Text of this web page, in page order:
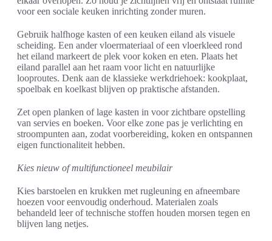
voor een sociale keuken inrichting zonder muren.
Gebruik halfhoge kasten of een keuken eiland als visuele
scheiding. Een ander vloermateriaal of een vloerkleed rond
het eiland markeert de plek voor koken en eten. Plaats het
eiland parallel aan het raam voor licht en natuurlijke
looproutes. Denk aan de klassieke werkdriehoek: kookplaat,
spoelbak en koelkast blijven op praktische afstanden.
Zet open planken of lage kasten in voor zichtbare opstelling
van servies en boeken. Voor elke zone pas je verlichting en
stroompunten aan, zodat voorbereiding, koken en ontspannen
eigen functionaliteit hebben.
Kies nieuw of multifunctioneel meubilair
Kies barstoelen en krukken met rugleuning en afneembare
hoezen voor eenvoudig onderhoud. Materialen zoals
behandeld leer of technische stoffen houden morsen tegen en
blijven lang netjes.